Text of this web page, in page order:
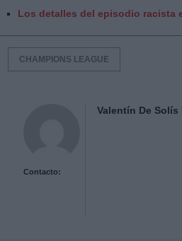
Los detalles del episodio racista
CHAMPIONS LEAGUE
Contacto:
Valentín De Solís